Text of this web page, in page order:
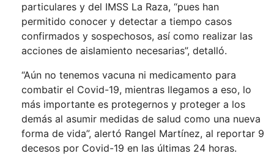
particulares y del IMSS La Raza, “pues han
permitido conocer y detectar a tiempo casos
confirmados y sospechosos, así como realizar las
acciones de aislamiento necesarias”, detalló.
“Aún no tenemos vacuna ni medicamento para
combatir el Covid-19, mientras llegamos a eso, lo
más importante es protegernos y proteger a los
demás al asumir medidas de salud como una nueva
forma de vida”, alertó Rangel Martínez, al reportar 9
decesos por Covid-19 en las últimas 24 horas.